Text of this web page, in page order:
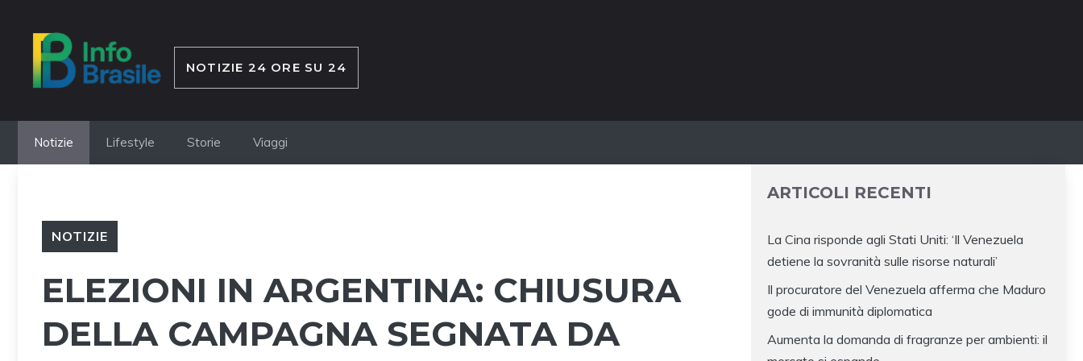
contenuto
NOTIZIE 24 ORE SU 24
Notizie Lifestyle Storie Viaggi
NOTIZIE
ELEZIONI IN ARGENTINA: CHIUSURA
DELLA CAMPAGNA SEGNATA DA
ARTICOLI RECENTI
La Cina risponde agli Stati Uniti: ‘Il Venezuela
detiene la sovranità sulle risorse naturali’
Il procuratore del Venezuela afferma che Maduro
gode di immunità diplomatica
Aumenta la domanda di fragranze per ambienti: il